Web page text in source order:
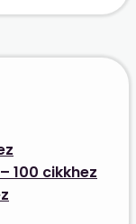
100 cikkhez